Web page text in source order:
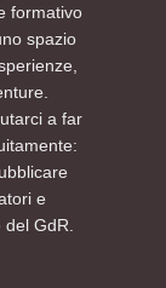
formativo
spazio
a far
e
GdR.